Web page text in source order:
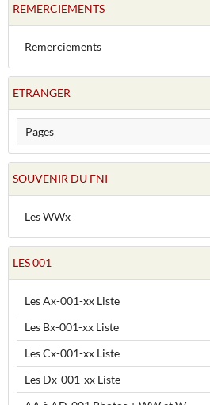
REMERCIEMENTS
Remerciements
ETRANGER
SOUVENIR DU FNI
Les WWx
LES 001
Les Ax-001-xx Liste
Les Bx-001-xx Liste
Les Cx-001-xx Liste
Les Dx-001-xx Liste